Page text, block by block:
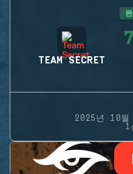
TEAM SECRET
7
2025년 10
1